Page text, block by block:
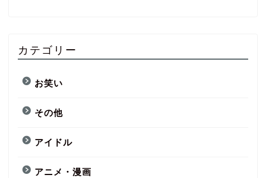
カテゴリー
お笑い
その他
アイドル
アニメ・漫画